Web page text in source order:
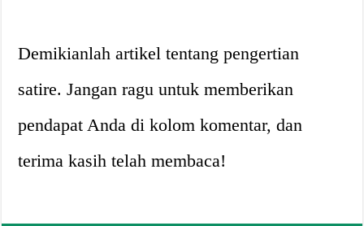
Demikianlah artikel tentang pengertian
satire. Jangan ragu untuk memberikan
pendapat Anda di kolom komentar, dan
terima kasih telah membaca!